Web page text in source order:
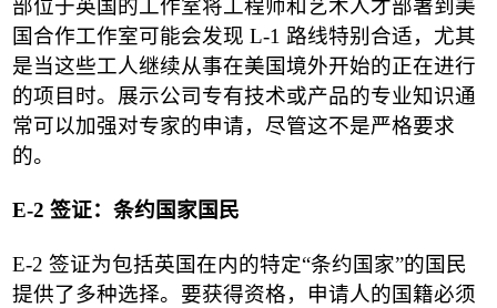
部位于英国的工作室将工程师和艺术人才部署到美
国合作工作室可能会发现 L-1 路线特别合适，尤其
是当这些工人继续从事在美国境外开始的正在进行
的项目时。展示公司专有技术或产品的专业知识通
常可以加强对专家的申请，尽管这不是严格要求
的。
E-2 签证：条约国家国民
E-2 签证为包括英国在内的特定“条约国家”的国民
提供了多种选择。要获得资格，申请人的国籍必须